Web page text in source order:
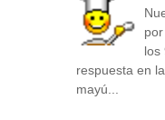
los
respuesta en
mayú...